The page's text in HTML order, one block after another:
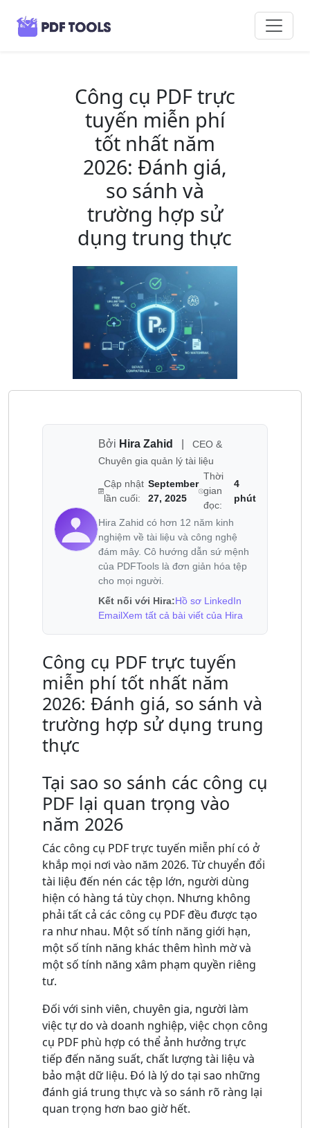
Công cụ PDF trực
tuyến miễn phí
tốt nhất năm
2026: Đánh giá,
so sánh và
trường hợp sử
dụng trung thực
Bởi Hira Zahid
CEO &
Chuyên gia quản lý tài liệu
Cập nhật
lần cuối:
September
27, 2025
Thời
gian
đọc:
4
phút
Hira Zahid có hơn 12 năm kinh
nghiệm về tài liệu và công nghệ
đám mây. Cô hướng dẫn sứ mệnh
của PDFTools là đơn giản hóa tệp
cho mọi người.
Kết nối với Hira:Hồ sơ LinkedIn
EmailXem tất cả bài viết của Hira
Công cụ PDF trực tuyến
miễn phí tốt nhất năm
2026: Đánh giá, so sánh và
trường hợp sử dụng trung
thực
Tại sao so sánh các công cụ
PDF lại quan trọng vào
năm 2026
Các công cụ PDF trực tuyến miễn phí có ở
khắp mọi nơi vào năm 2026. Từ chuyển đổi
tài liệu đến nén các tệp lớn, người dùng
hiện có hàng tá tùy chọn. Nhưng không
phải tất cả các công cụ PDF đều được tạo
ra như nhau. Một số tính năng giới hạn,
một số tính năng khác thêm hình mờ và
một số tính năng xâm phạm quyền riêng
tư.
Đối với sinh viên, chuyên gia, người làm
việc tự do và doanh nghiệp, việc chọn công
cụ PDF phù hợp có thể ảnh hưởng trực
tiếp đến năng suất, chất lượng tài liệu và
bảo mật dữ liệu. Đó là lý do tại sao những
đánh giá trung thực và so sánh rõ ràng lại
quan trọng hơn bao giờ hết.